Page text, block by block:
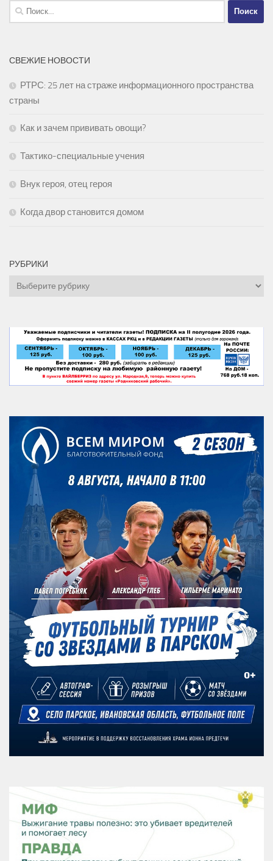
Найти:
СВЕЖИЕ НОВОСТИ
РТРС: 25 лет на страже информационного пространства
страны
Как и зачем прививать овощи?
Тактико-специальные учения
Внук героя, отец героя
Когда двор становится домом
РУБРИКИ
Рубрики